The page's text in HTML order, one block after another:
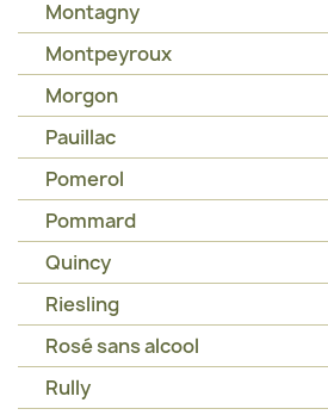
Montagny
Montpeyroux
Morgon
Pauillac
Pomerol
Pommard
Quincy
Riesling
Rosé sans alcool
Rully